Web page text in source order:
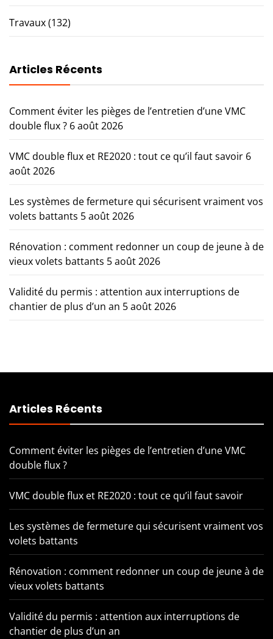
Travaux(132)
Articles Récents
Comment éviter les pièges de l’entretien d’une VMC
double flux ? 6 août 2026
VMC double flux et RE2020 : tout ce qu’il faut savoir 6
août 2026
Les systèmes de fermeture qui sécurisent vraiment vos
volets battants 5 août 2026
Rénovation : comment redonner un coup de jeune à de
vieux volets battants 5 août 2026
Validité du permis : attention aux interruptions de
chantier de plus d’un an 5 août 2026
Articles Récents
Comment éviter les pièges de l’entretien d’une VMC
double flux ?
VMC double flux et RE2020 : tout ce qu’il faut savoir
Les systèmes de fermeture qui sécurisent vraiment vos
volets battants
Rénovation : comment redonner un coup de jeune à de
vieux volets battants
Validité du permis : attention aux interruptions de
chantier de plus d’un an